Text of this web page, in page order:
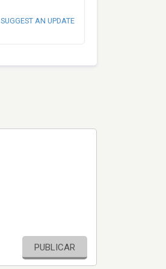
SUGGEST AN UPDATE
PUBLICAR